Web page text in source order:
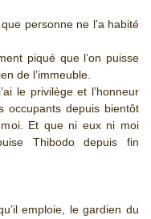
personne ne l’a habité
piqué que l’on puisse
de l’immeuble.
le privilège et l’honneur
occupants depuis bientôt
Et que ni eux ni moi
Thibodo depuis fin
emploie, le gardien du